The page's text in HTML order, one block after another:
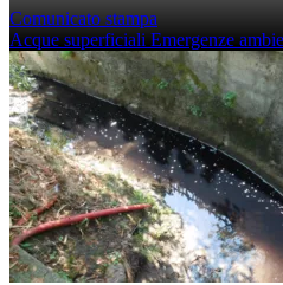
Comunicato stampa
Acque superficiali Emergenze